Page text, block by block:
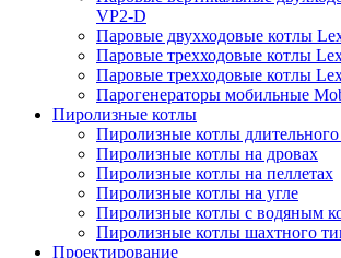
VP2-D
Паровые двухходовые котлы
Паровые трехходовые котлы
Паровые трехходовые котлы
Парогенераторы мобильные
Пиролизные котлы
Пиролизные котлы длительного
Пиролизные котлы на дровах
Пиролизные котлы на пеллетах
Пиролизные котлы на угле
Пиролизные котлы с водяным
Пиролизные котлы шахтного
Проектирование